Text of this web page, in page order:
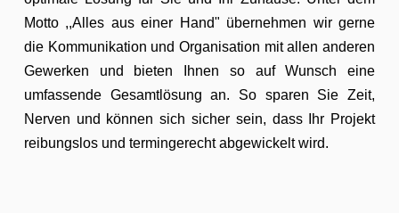
Motto ,,Alles aus einer Hand" übernehmen wir gerne
die Kommunikation und Organisation mit allen anderen
Gewerken und bieten Ihnen so auf Wunsch eine
umfassende Gesamtlösung an. So sparen Sie Zeit,
Nerven und können sich sicher sein, dass Ihr Projekt
reibungslos und termingerecht abgewickelt wird.